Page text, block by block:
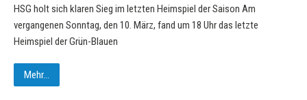
HSG holt sich klaren Sieg im letzten Heimspiel der Saison Am
vergangenen Sonntag, den 10. März, fand um 18 Uhr das letzte
Heimspiel der Grün-Blauen
Mehr...